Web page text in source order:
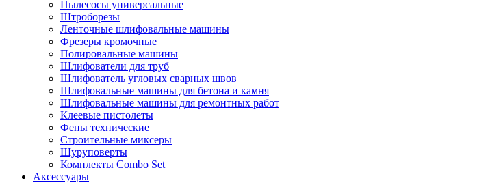
Пылесосы универсальные
Штроборезы
Ленточные шлифовальные машины
Фрезеры кромочные
Полировальные машины
Шлифователи для труб
Шлифователь угловых сварных швов
Шлифовальные машины для бетона и камня
Шлифовальные машины для ремонтных работ
Клеевые пистолеты
Фены технические
Строительные миксеры
Шуруповерты
Комплекты Combo Set
Аксессуары